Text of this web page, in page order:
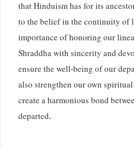
that Hinduism has for its
to the belief in the continuity of
importance of honoring our
Shraddha with sincerity and
ensure the well-being of our
also strengthen our own
create a harmonious bond
departed.